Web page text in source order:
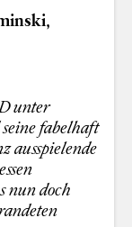
unter
fabelhaft
ausspielende
nun doch